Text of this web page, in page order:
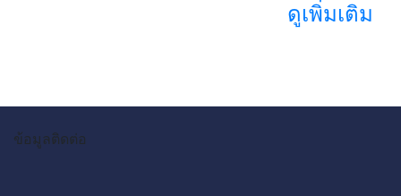
ดูเพิ่มเติม
ข้อมูลติดต่อ